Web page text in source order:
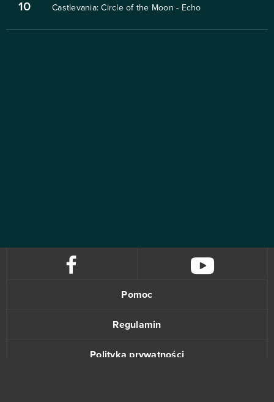
10 Castlevania: Circle of the Moon - Echo
Pomoc
Regulamin
Polityka prywatności